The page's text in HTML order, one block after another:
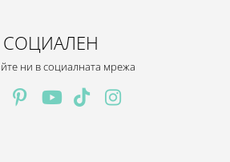
СОЦИАЛЕН
ни в социалната мрежа